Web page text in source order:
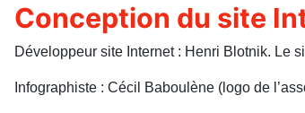
Conception du site
Développeur site Internet : Henri Blotnik. Le
Infographiste : Cécil Baboulène (logo de